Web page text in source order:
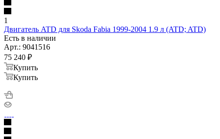
1
Двигатель ATD для Skoda Fabia 1999-2004 1.9 л (ATD; ATD)
Есть в наличии
Арт.: 9041516
75 240 ₽
Купить
Купить